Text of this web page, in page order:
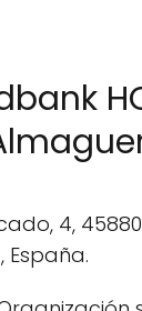
4,
España.